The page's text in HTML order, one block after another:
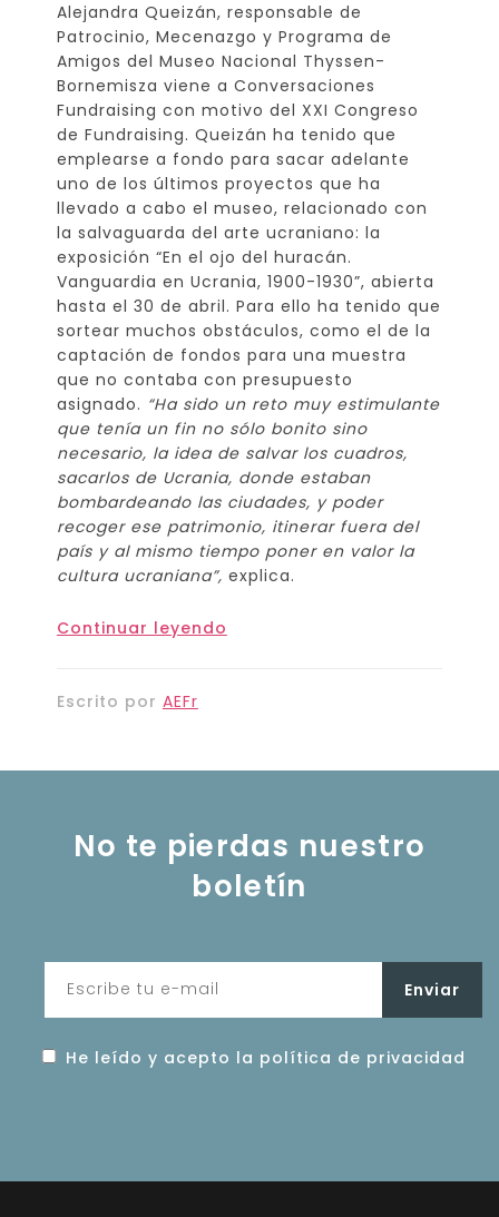
Alejandra Queizán, responsable de
Patrocinio, Mecenazgo y Programa de
Amigos del Museo Nacional Thyssen-
Bornemisza viene a Conversaciones
Fundraising con motivo del XXI Congreso
de Fundraising. Queizán ha tenido que
emplearse a fondo para sacar adelante
uno de los últimos proyectos que ha
llevado a cabo el museo, relacionado con
la salvaguarda del arte ucraniano: la
exposición “En el ojo del huracán.
Vanguardia en Ucrania, 1900-1930”, abierta
hasta el 30 de abril. Para ello ha tenido que
sortear muchos obstáculos, como el de la
captación de fondos para una muestra
que no contaba con presupuesto
asignado. “Ha sido un reto muy estimulante
que tenía un fin no sólo bonito sino
necesario, la idea de salvar los cuadros,
sacarlos de Ucrania, donde estaban
bombardeando las ciudades, y poder
recoger ese patrimonio, itinerar fuera del
país y al mismo tiempo poner en valor la
cultura ucraniana”, explica.
Continuar leyendo
Escrito por AEFr
No te pierdas nuestro
boletín
He leído y acepto la política de privacidad